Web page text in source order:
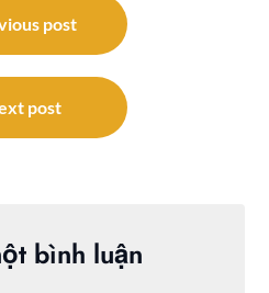
post
post
bình luận